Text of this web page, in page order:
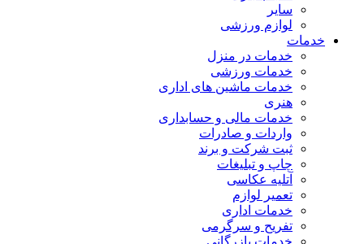
سایر
لوازم ورزشی
خدمات
خدمات در منزل
خدمات ورزشی
خدمات ماشین های اداری
هنری
خدمات مالی و حسابداری
واردات و صادرات
ثبت شرکت و برند
چاپ و تبلیغات
آتلیه عکاسی
تعمیر لوازم
خدمات اداری
تفریح و سرگرمی